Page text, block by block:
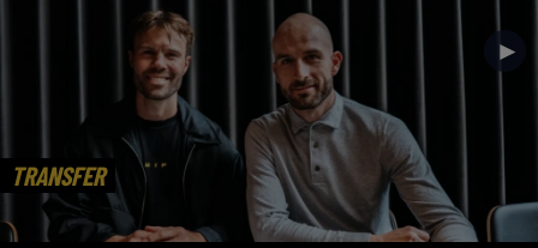
TRANSFER
►